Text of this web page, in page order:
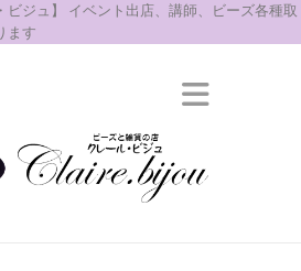
ビジュ】 イベント出店、講師、ビーズ各種取
ます